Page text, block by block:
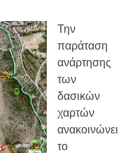
βιβλιαρίων Υγείας
Δελτίο Τιμών
&
7-3-2019
Δελτίο Τιμών
&
4-3-2019
αγροτών
Την
παράταση
ανάρτησης
των
δασικών
χαρτών
ανακοινώνει
το